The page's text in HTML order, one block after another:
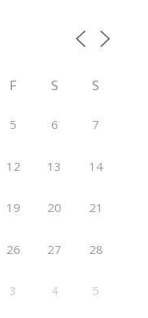
F S S
5 6 7
12 13 14
19 20 21
26 27 28
3 4 5